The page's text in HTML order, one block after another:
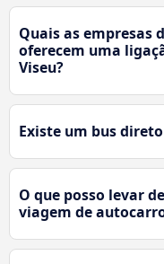
Quais as empresas
oferecem uma
Viseu?
Existe um bus
O que posso levar
viagem de